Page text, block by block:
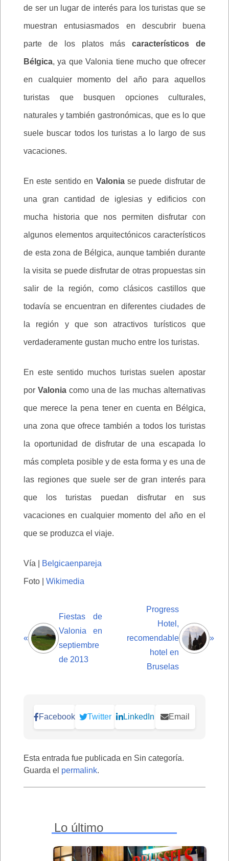
de ser un lugar de interés para los turistas que se
muestran entusiasmados en descubrir buena
parte de los platos máscaracterísticos de
Bélgica, ya que Valonia tiene mucho que ofrecer
en cualquier momento del año para aquellos
turistas que busquen opciones culturales,
naturales y también gastronómicas, que es lo que
suele buscar todos los turistas a lo largo de sus
vacaciones.
En este sentido en Valonia se puede disfrutar de
una gran cantidad de iglesias y edificios con
mucha historia que nos permiten disfrutar con
algunos elementos arquitectónicos característicos
de esta zona de Bélgica, aunque también durante
la visita se puede disfrutar de otras propuestas sin
salir de la región, como clásicos castillos que
todavía se encuentran en diferentes ciudades de
la región y que son atractivos turísticos que
verdaderamente gustan mucho entre los turistas.
En este sentido muchos turistas suelen apostar
por Valoniacomo una de las muchas alternativas
que merece la pena tener en cuenta en Bélgica,
una zona que ofrece también a todos los turistas
la oportunidad de disfrutar de una escapada lo
más completa posible y de esta forma y es una de
las regiones que suele ser de gran interés para
que los turistas puedan disfrutar en sus
vacaciones en cualquier momento del año en el
que se produzca el viaje.
Vía | Belgicaenpareja
Foto | Wikimedia
«
Fiestas de
Valonia en
septiembre
de 2013
Progress
Hotel,
recomendable
hotel en
Bruselas
»
Facebook Twitter LinkedIn Email
Esta entrada fue publicada en Sin categoría.
Guarda el permalink.
Lo último